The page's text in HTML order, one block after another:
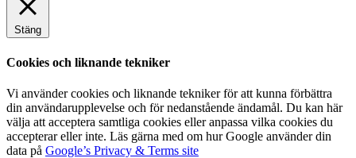
Stäng
Cookies och liknande tekniker
Vi använder cookies och liknande tekniker för att kunna förbättra
din användarupplevelse och för nedanstående ändamål. Du kan här
välja att acceptera samtliga cookies eller anpassa vilka cookies du
accepterar eller inte. Läs gärna med om hur Google använder din
data på Google’s Privacy & Terms site